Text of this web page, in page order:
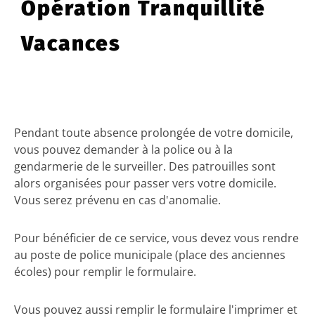
Opération Tranquillité
Vacances
Pendant toute absence prolongée de votre domicile,
vous pouvez demander à la police ou à la
gendarmerie de le surveiller. Des patrouilles sont
alors organisées pour passer vers votre domicile.
Vous serez prévenu en cas d'anomalie.
Pour bénéficier de ce service, vous devez vous rendre
au poste de police municipale (place des anciennes
écoles) pour remplir le formulaire.
Vous pouvez aussi remplir le formulaire l'imprimer et